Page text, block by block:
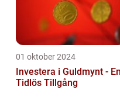
01 oktober 2024
Investera i Guldmynt - En
Tidlös Tillgång